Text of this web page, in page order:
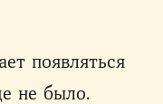
появляться
не было.